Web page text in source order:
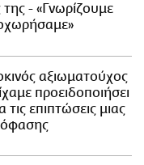
- «Γνωρίζουμε
αξιωματούχος
προειδοποιήσει
τις επιπτώσεις μιας